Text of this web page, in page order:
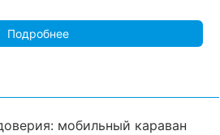
Подробнее
мобильный караван